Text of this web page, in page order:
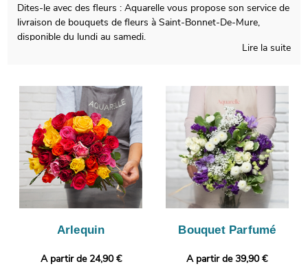
Dites-le avec des fleurs : Aquarelle vous propose son service de
livraison de bouquets de fleurs à Saint-Bonnet-De-Mure,
disponible du lundi au samedi.
composition florale belle à regarder et de bonne qualité. Àprès
sa réalisation, un porte-bouquet de protection viendra emballer
votre composition florale. Àvant l’expédition, une photographie
du produit fini sera prise. L’envoi à Saint-Bonnet-De-Mure sera
ensuite réalisé, après vous avoir fait parvenir votre photo par e-
mail pour que vous ayez la possibilité de jeter un coup d’œil à
votre bouquet. Rendez votre présent plus personnel encore en
ajoutant selon vos envies un message personnalisé, ou une
photo imprimée.
Lire la suite
Arlequin
A partir de 24,90 €
Bouquet Parfumé
A partir de 39,90 €